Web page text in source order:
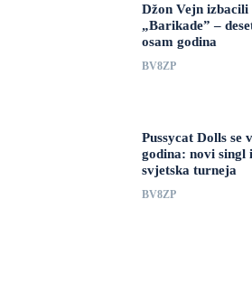
Džon Vejn izbacili
„Barikade” –
osam godina
BV8ZP
Pussycat Dolls se
godina: novi singl
svjetska turneja
BV8ZP